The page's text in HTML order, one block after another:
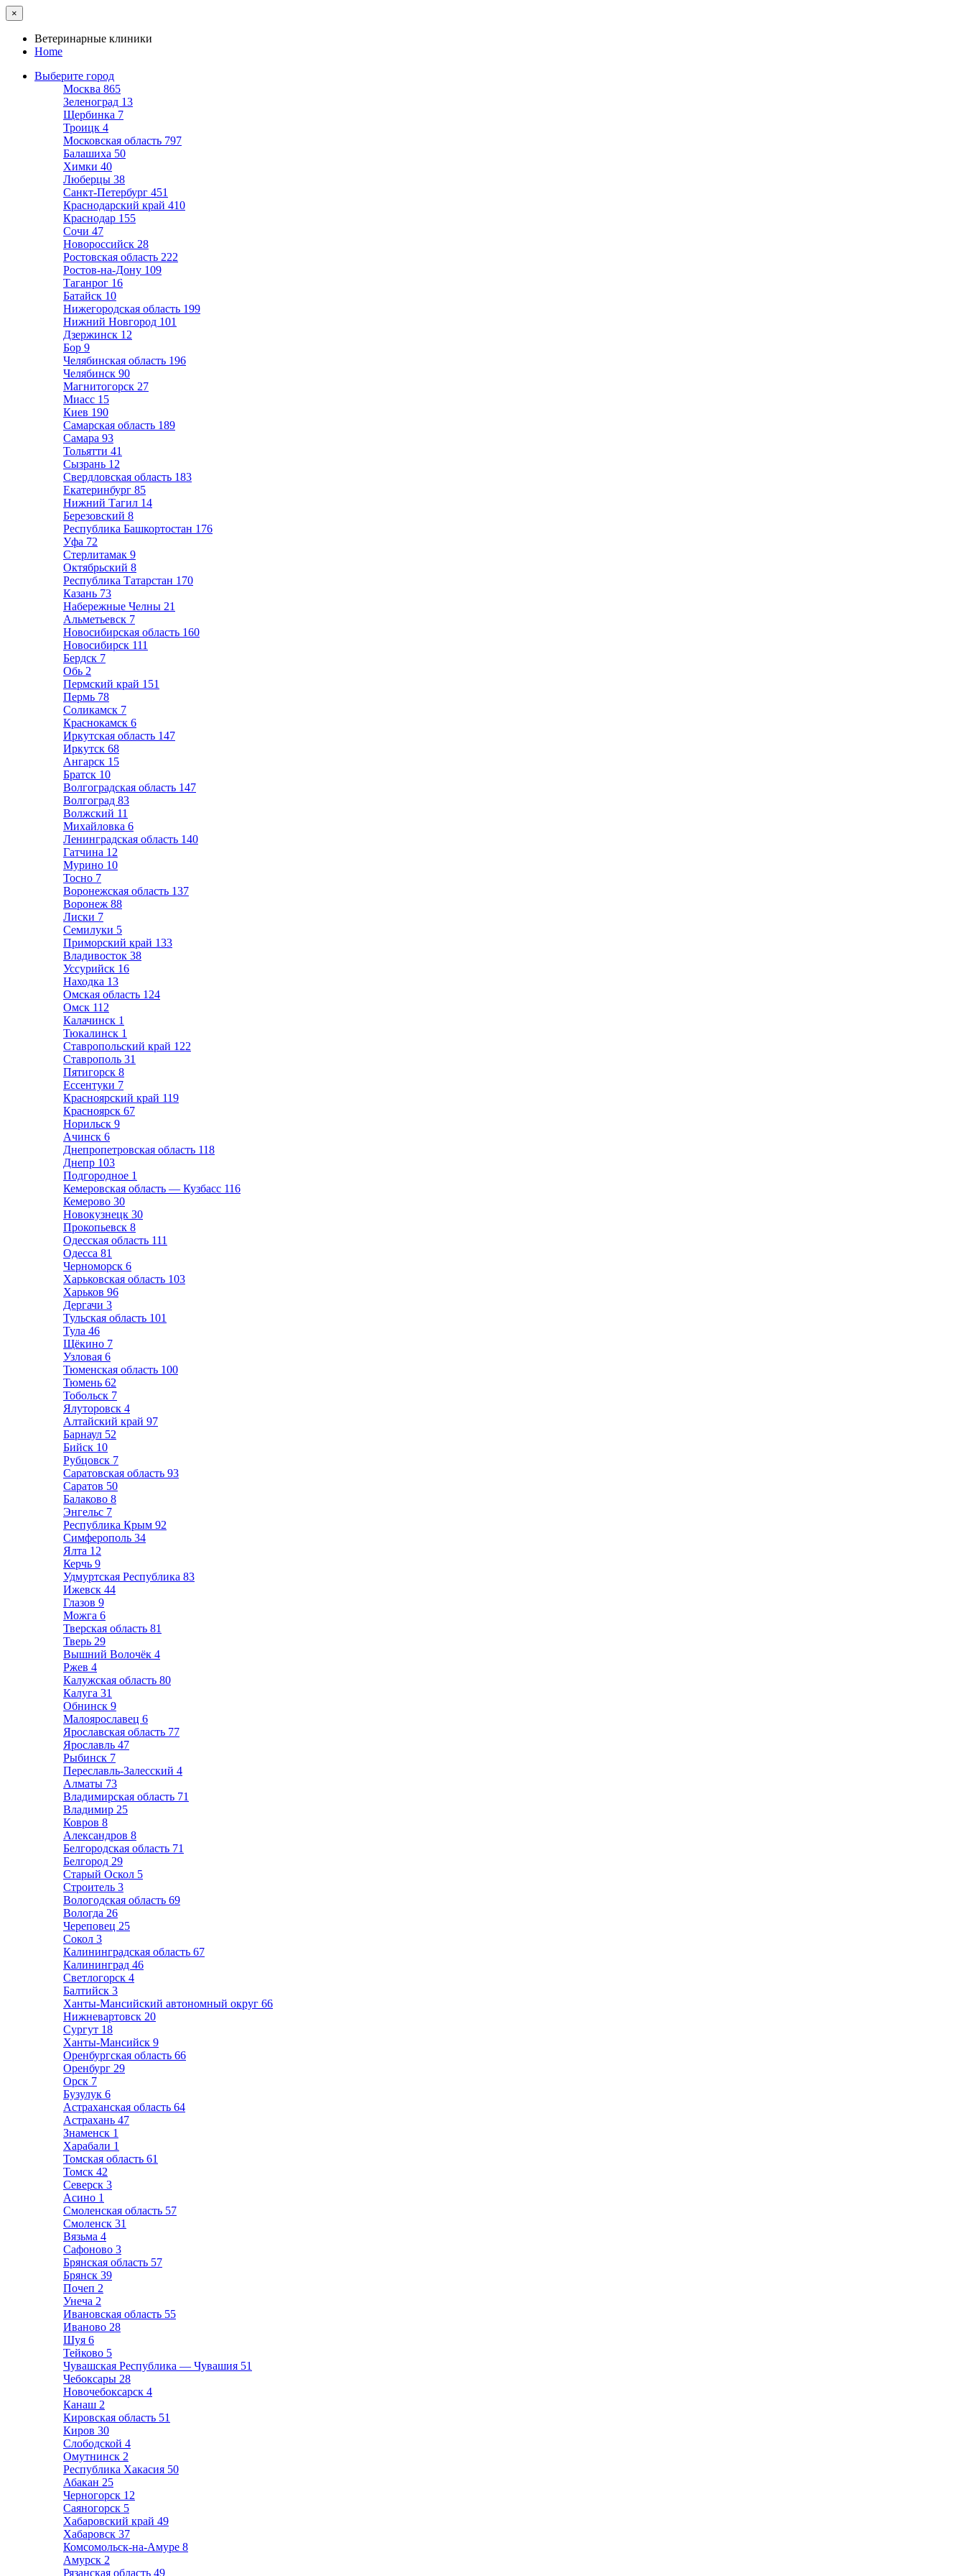
×
Ветеринарные клиники
Home
Выберите город
Москва 865
Зеленоград 13
Щербинка 7
Троицк 4
Московская область 797
Балашиха 50
Химки 40
Люберцы 38
Санкт-Петербург 451
Краснодарский край 410
Краснодар 155
Сочи 47
Новороссийск 28
Ростовская область 222
Ростов-на-Дону 109
Таганрог 16
Батайск 10
Нижегородская область 199
Нижний Новгород 101
Дзержинск 12
Бор 9
Челябинская область 196
Челябинск 90
Магнитогорск 27
Миасс 15
Киев 190
Самарская область 189
Самара 93
Тольятти 41
Сызрань 12
Свердловская область 183
Екатеринбург 85
Нижний Тагил 14
Березовский 8
Республика Башкортостан 176
Уфа 72
Стерлитамак 9
Октябрьский 8
Республика Татарстан 170
Казань 73
Набережные Челны 21
Альметьевск 7
Новосибирская область 160
Новосибирск 111
Бердск 7
Обь 2
Пермский край 151
Пермь 78
Соликамск 7
Краснокамск 6
Иркутская область 147
Иркутск 68
Ангарск 15
Братск 10
Волгоградская область 147
Волгоград 83
Волжский 11
Михайловка 6
Ленинградская область 140
Гатчина 12
Мурино 10
Тосно 7
Воронежская область 137
Воронеж 88
Лиски 7
Семилуки 5
Приморский край 133
Владивосток 38
Уссурийск 16
Находка 13
Омская область 124
Омск 112
Калачинск 1
Тюкалинск 1
Ставропольский край 122
Ставрополь 31
Пятигорск 8
Ессентуки 7
Красноярский край 119
Красноярск 67
Норильск 9
Ачинск 6
Днепропетровская область 118
Днепр 103
Подгородное 1
Кемеровская область — Кузбасс 116
Кемерово 30
Новокузнецк 30
Прокопьевск 8
Одесская область 111
Одесса 81
Черноморск 6
Харьковская область 103
Харьков 96
Дергачи 3
Тульская область 101
Тула 46
Щёкино 7
Узловая 6
Тюменская область 100
Тюмень 62
Тобольск 7
Ялуторовск 4
Алтайский край 97
Барнаул 52
Бийск 10
Рубцовск 7
Саратовская область 93
Саратов 50
Балаково 8
Энгельс 7
Республика Крым 92
Симферополь 34
Ялта 12
Керчь 9
Удмуртская Республика 83
Ижевск 44
Глазов 9
Можга 6
Тверская область 81
Тверь 29
Вышний Волочёк 4
Ржев 4
Калужская область 80
Калуга 31
Обнинск 9
Малоярославец 6
Ярославская область 77
Ярославль 47
Рыбинск 7
Переславль-Залесский 4
Алматы 73
Владимирская область 71
Владимир 25
Ковров 8
Александров 8
Белгородская область 71
Белгород 29
Старый Оскол 5
Строитель 3
Вологодская область 69
Вологда 26
Череповец 25
Сокол 3
Калининградская область 67
Калининград 46
Светлогорск 4
Балтийск 3
Ханты-Мансийский автономный округ 66
Нижневартовск 20
Сургут 18
Ханты-Мансийск 9
Оренбургская область 66
Оренбург 29
Орск 7
Бузулук 6
Астраханская область 64
Астрахань 47
Знаменск 1
Харабали 1
Томская область 61
Томск 42
Северск 3
Асино 1
Смоленская область 57
Смоленск 31
Вязьма 4
Сафоново 3
Брянская область 57
Брянск 39
Почеп 2
Унеча 2
Ивановская область 55
Иваново 28
Шуя 6
Тейково 5
Чувашская Республика — Чувашия 51
Чебоксары 28
Новочебоксарск 4
Канаш 2
Кировская область 51
Киров 30
Слободской 4
Омутнинск 2
Республика Хакасия 50
Абакан 25
Черногорск 12
Саяногорск 5
Хабаровский край 49
Хабаровск 37
Комсомольск-на-Амуре 8
Амурск 2
Рязанская область 49